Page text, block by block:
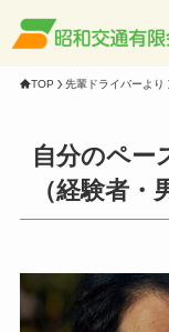
TOP 先輩ドライバーより
自分のペー
（経験者・